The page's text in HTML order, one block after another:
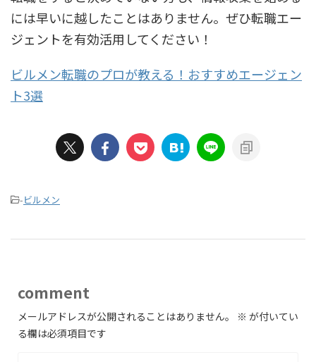
には早いに越したことはありません。ぜひ転職エー
ジェントを有効活用してください！
ビルメン転職のプロが教える！おすすめエージェン
ト3選
-ビルメン
comment
メールアドレスが公開されることはありません。 ※ が付いてい
る欄は必須項目です